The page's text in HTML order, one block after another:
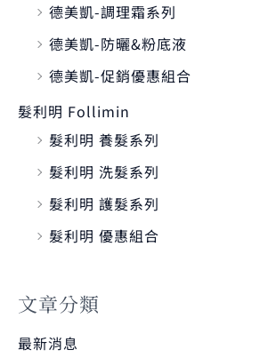
德美凱-調理霜系列
德美凱-防曬&粉底液
德美凱-促銷優惠組合
髮利明 Follimin
髮利明 養髮系列
髮利明 洗髮系列
髮利明 護髮系列
髮利明 優惠組合
文章分類
最新消息